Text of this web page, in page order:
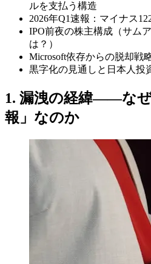
ルを支払う構造
2026年Q1速報：マイナス
IPO前夜の株主構成（サム
は？）
Microsoft依存からの脱却戦
黒字化の見通しと日本人投
1. 漏洩の経緯——な
報」なのか